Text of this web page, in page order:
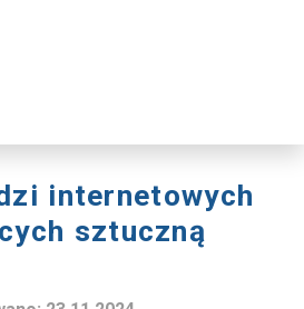
internetowych
sztuczną